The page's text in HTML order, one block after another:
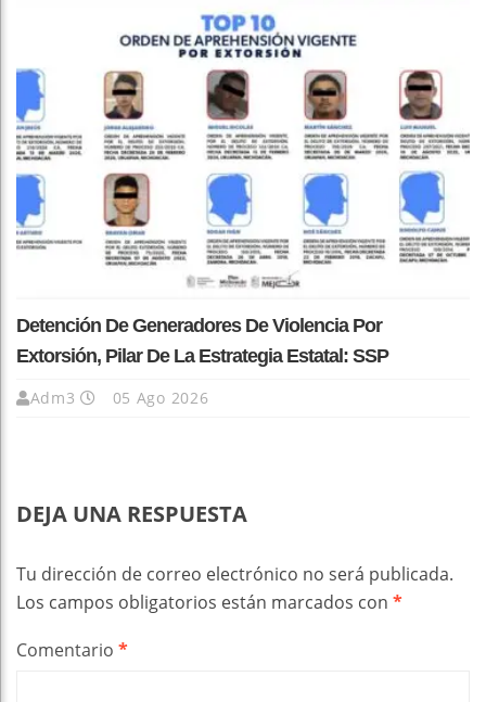
Detención De Generadores De Violencia Por
Extorsión, Pilar De La Estrategia Estatal: SSP
Adm3 05 Ago 2026
DEJA UNA RESPUESTA
Tu dirección de correo electrónico no será publicada.
Los campos obligatorios están marcados con *
Comentario *